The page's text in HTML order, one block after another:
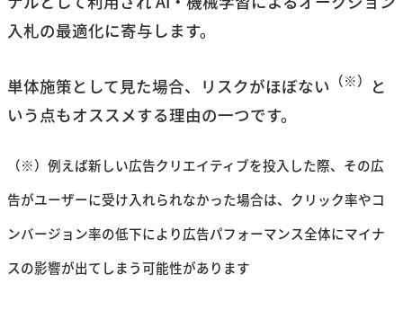
入札の最適化に寄与します。
単体施策として見た場合、リスクがほぼない （※） と
いう点もオススメする理由の一つです。
（※）例えば新しい広告クリエイティブを投入した際、その広
告がユーザーに受け入れられなかった場合は、クリック率やコ
ンバージョン率の低下により広告パフォーマンス全体にマイナ
スの影響が出てしまう可能性があります